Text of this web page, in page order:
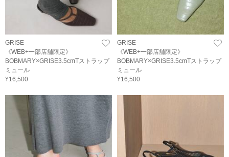
GRISE
《WEB+一部店舗限定》
BOBMARY×GRISE3.5cmTストラップ
ミュール
¥16,500
GRISE
《WEB+一部店舗限定》
BOBMARY×GRISE3.5cmTストラップ
ミュール
¥16,500